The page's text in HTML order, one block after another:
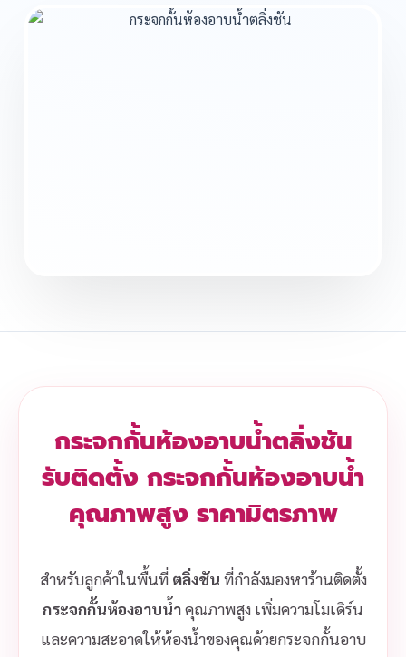
กระจกกั้นห้องอาบน้ำตลิ่งชัน
รับติดตั้ง กระจกกั้นห้องอาบน้ำ
คุณภาพสูง ราคามิตรภาพ
สำหรับลูกค้าในพื้นที่ ตลิ่งชัน ที่กำลังมองหาร้านติดตั้ง
กระจกกั้นห้องอาบน้ำคุณภาพสูง เพิ่มความโมเดิร์น
และความสะอาดให้ห้องน้ำของคุณด้วยกระจกกั้นอาบ